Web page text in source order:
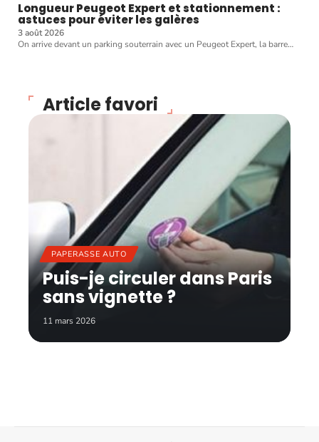
Longueur Peugeot Expert et stationnement :
astuces pour éviter les galères
3 août 2026
On arrive devant un parking souterrain avec un Peugeot Expert, la barre…
Article favori
PAPERASSE AUTO
Puis-je circuler dans Paris
sans vignette ?
11 mars 2026